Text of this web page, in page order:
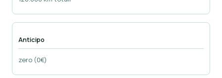
Anticipo
zero (0€)